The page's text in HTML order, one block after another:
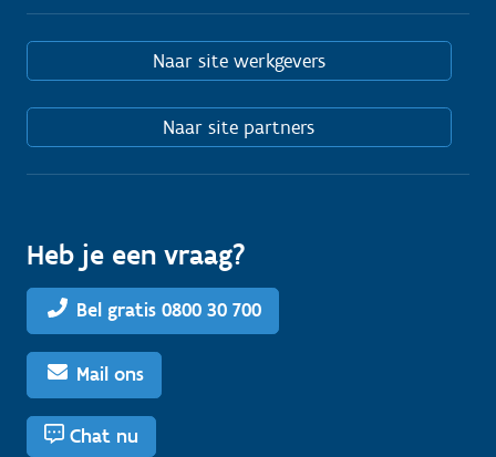
Naar site werkgevers
Naar site partners
Heb je een vraag?
Bel gratis 0800 30 700
Mail ons
Chat nu